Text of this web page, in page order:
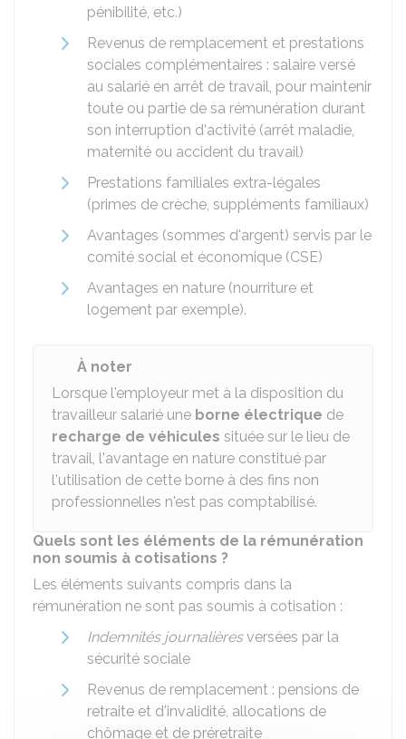
pénibilité, etc.)
Revenus de remplacement et prestations
sociales complémentaires : salaire versé
au salarié en arrêt de travail, pour maintenir
toute ou partie de sa rémunération durant
son interruption d'activité (arrêt maladie,
maternité ou accident du travail)
Prestations familiales extra-légales
(primes de crèche, suppléments familiaux)
Avantages (sommes d'argent) servis par le
comité social et économique (CSE)
Avantages en nature (nourriture et
logement par exemple).
À noter
Lorsque l'employeur met à la disposition du
travailleur salarié une borne électrique de
recharge de véhicules située sur le lieu de
travail, l'avantage en nature constitué par
l'utilisation de cette borne à des fins non
professionnelles n'est pas comptabilisé.
Quels sont les éléments de la rémunération
non soumis à cotisations ?
Les éléments suivants compris dans la
rémunération ne sont pas soumis à cotisation :
Indemnités journalièresversées par la
sécurité sociale
Revenus de remplacement : pensions de
retraite et d'invalidité, allocations de
chômage et de préretraite